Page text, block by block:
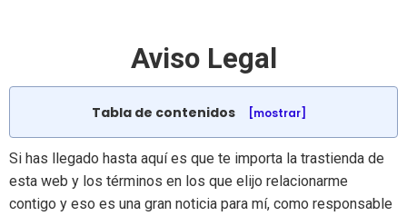
Aviso Legal
Tabla de contenidos [mostrar]
Si has llegado hasta aquí es que te importa la trastienda de
esta web y los términos en los que elijo relacionarme
contigo y eso es una gran noticia para mí, como responsable